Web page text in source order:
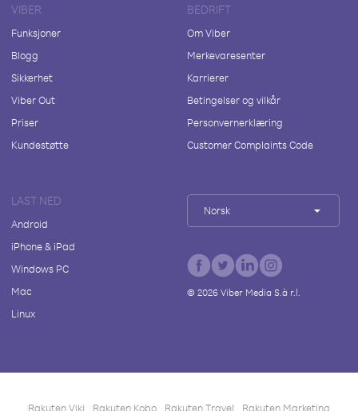
VIBER
Funksjoner
Blogg
Sikkerhet
Viber Out
Priser
Kundestøtte
BEDRIFT
Om Viber
Merkevaresenter
Karrierer
Betingelser og vilkår
Personvernerklæring
Customer Complaints Code
LAST NED
Android
iPhone & iPad
Windows PC
Mac
Linux
Norsk
© 2026Viber Media S.à r.l.
Rakuten Viki Rakuten Kobo Rakuten Travel Rakuten Marketing